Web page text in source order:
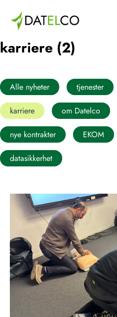
karriere (2)
Alle nyheter tjenester
karriere om Datelco
nye kontrakter EKOM
datasikkerhet